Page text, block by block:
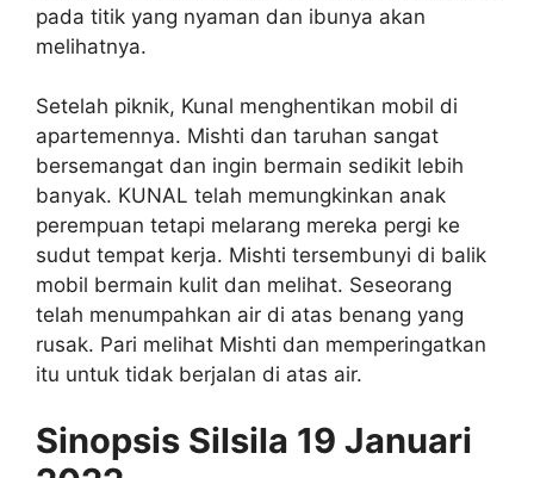
pada titik yang nyaman dan ibunya akan
melihatnya.
Setelah piknik, Kunal menghentikan mobil di
apartemennya. Mishti dan taruhan sangat
bersemangat dan ingin bermain sedikit lebih
banyak. KUNAL telah memungkinkan anak
perempuan tetapi melarang mereka pergi ke
sudut tempat kerja. Mishti tersembunyi di balik
mobil bermain kulit dan melihat. Seseorang
telah menumpahkan air di atas benang yang
rusak. Pari melihat Mishti dan memperingatkan
itu untuk tidak berjalan di atas air.
Sinopsis Silsila 19 Januari